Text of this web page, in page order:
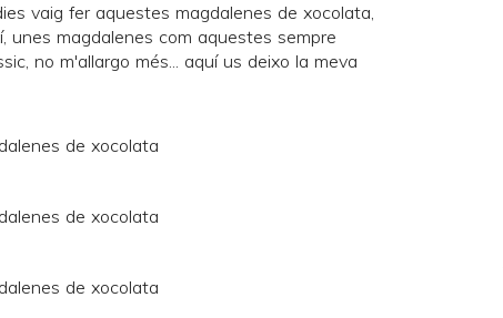
vaig fer aquestes magdalenes de xocolata,
unes magdalenes com aquestes sempre
no m'allargo més... aquí us deixo la meva